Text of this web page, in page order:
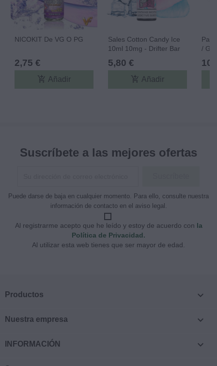
NICOKIT De VG O PG
2,75 €
add_shopping_cart Añadir
Sales Cotton Candy Ice
10ml 10mg - Drifter Bar
5,80 €
add_shopping_cart Añadir
/
Suscríbete a las mejores ofertas
Puede darse de baja en cualquier momento. Para ello, consulte nuestra
información de contacto en el aviso legal.
Al registrarme acepto que he leído y estoy de acuerdo con la
Política de Privacidad.
Al utilizar esta web tienes que ser mayor de edad.
Productos 
Nuestra empresa 
INFORMACIÓN 